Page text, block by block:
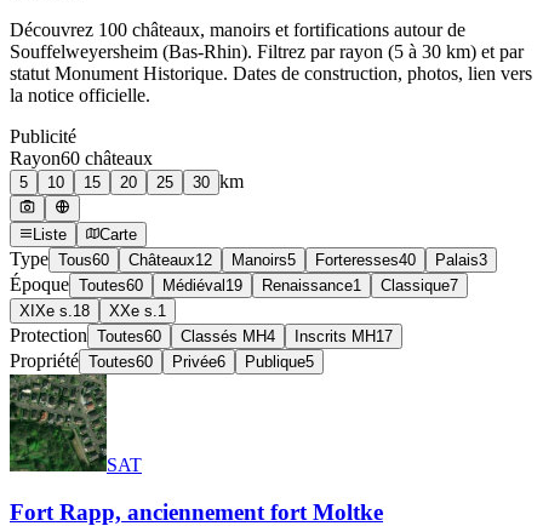
Découvrez 100 châteaux, manoirs et fortifications autour de
Souffelweyersheim (Bas-Rhin). Filtrez par rayon (5 à 30 km) et par
statut Monument Historique. Dates de construction, photos, lien vers
la notice officielle.
Publicité
Rayon60 châteaux
5 10 15 20 25 30 km
Liste Carte
Type Tous60 Châteaux12 Manoirs5 Forteresses40 Palais3
Époque Toutes60 Médiéval 19 Renaissance1 Classique7
XIXe s. 18 XXe s. 1
Protection Toutes60 Classés MH4 Inscrits MH17
Propriété Toutes60 Privée6 Publique5
SAT
Fort Rapp, anciennement fort Moltke